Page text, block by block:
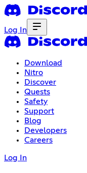
Log In
Download
Nitro
Discover
Quests
Safety
Support
Blog
Developers
Careers
Log In